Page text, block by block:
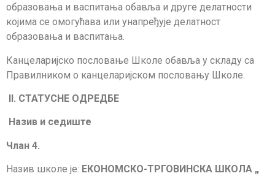
образовања и васпитања обавља и друге делатности
којима се омогућава или унапређује делатност
образовања и васпитања.
Канцеларијско пословање Школе обавља у складу са
Правилником о канцеларијском пословању Школе.
II. СТАТУСНЕ ОДРЕДБЕ
Назив и седиште
Члан 4.
Назив школе је: ЕКОНОМСКО-ТРГОВИНСКА ШКОЛА „